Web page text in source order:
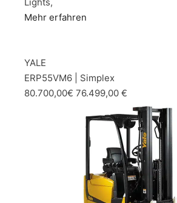
Mehr erfahren
YALE
ERP55VM6 | Simplex
80.700,00€ 76.499,00 €